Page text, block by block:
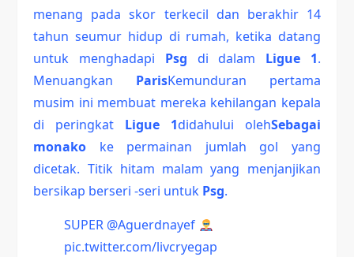
menang pada skor terkecil dan berakhir 14
tahun seumur hidup di rumah, ketika datang
untuk menghadapi Psg di dalam Ligue 1.
Menuangkan ParisKemunduran pertama
musim ini membuat mereka kehilangan kepala
di peringkat Ligue 1didahului olehSebagai
monako ke permainan jumlah gol yang
dicetak. Titik hitam malam yang menjanjikan
bersikap berseri -seri untuk Psg.
SUPER @Aguerdnayef
pic.twitter.com/livcryegap